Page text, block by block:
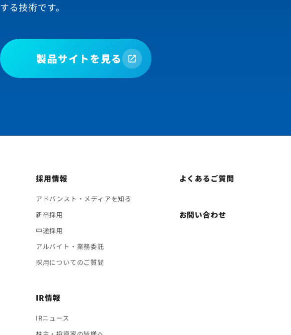
する技術です。
製品サイトを見る
採用情報
アドバンスト・メディアを知る
新卒採用
中途採用
アルバイト・業務委託
採用についてのご質問
IR情報
IRニュース
よくあるご質問
お問い合わせ